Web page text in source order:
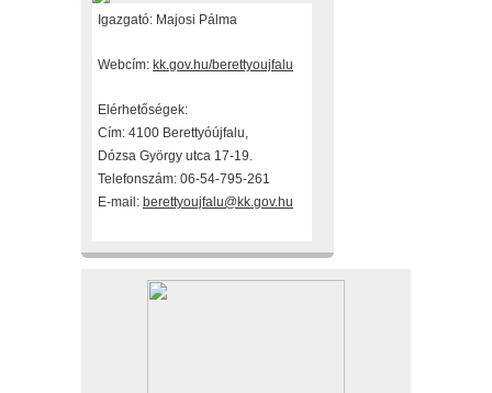
Igazgató: Majosi Pálma
Webcím: kk.gov.hu/berettyoujfalu
Elérhetőségek:
Cím: 4100 Berettyóújfalu,
Dózsa György utca 17-19.
Telefonszám: 06-54-795-261
E-mail: berettyoujfalu@kk.gov.hu